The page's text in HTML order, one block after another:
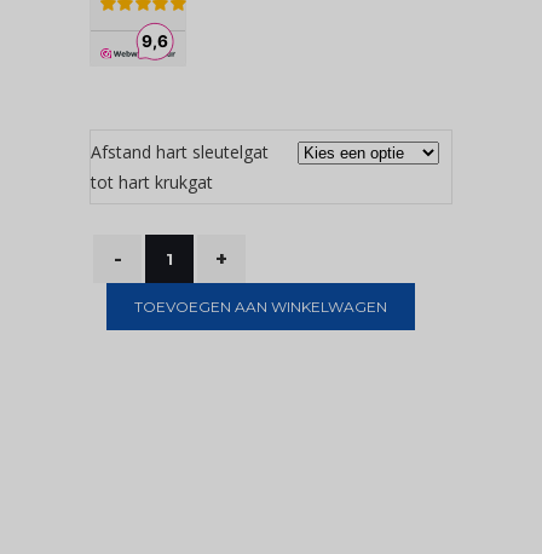
Afstand hart sleutelgat
tot hart krukgat
TOEVOEGEN AAN WINKELWAGEN